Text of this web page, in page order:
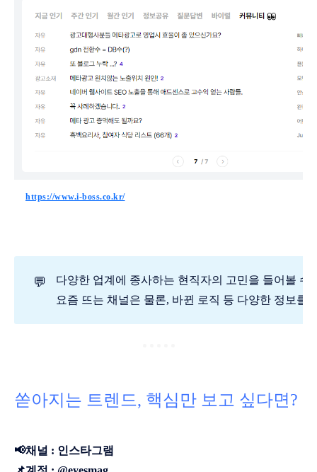
https://www.i-boss.co.kr/
💬
다양한 업계에 종사하는 현직자의 고민을 들어볼 수
요즘 뜨는 채널은 물론, 바뀐 로직 등 다양한 정보를
쏟아지는 트렌드, 핵심만 보고 싶다면?
📢채널 : 인스타그램